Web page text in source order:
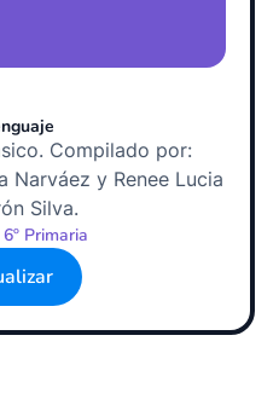
Compilado por:
y Renee Lucia
Silva.
Primaria